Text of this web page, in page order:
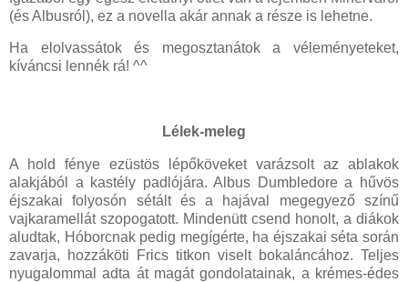
(és Albusról), ez a novella akár annak a része is lehetne.
Ha elolvassátok és megosztanátok a véleményeteket,
kíváncsi lennék rá! ^^
Lélek-meleg
A hold fénye ezüstös lépőköveket varázsolt az ablakok
alakjából a kastély padlójára. Albus Dumbledore a hűvös
éjszakai folyosón sétált és a hajával megegyező színű
vajkaramellát szopogatott. Mindenütt csend honolt, a diákok
aludtak, Hóborcnak pedig megígérte, ha éjszakai séta során
zavarja, hozzáköti Frics titkon viselt bokaláncához. Teljes
nyugalommal adta át magát gondolatainak, a krémes-édes